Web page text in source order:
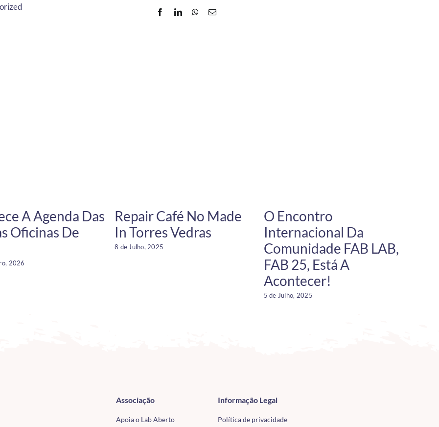
A Agenda Das
Oficinas De
2026
Repair Café No Made
In Torres Vedras
8 de Julho, 2025
O Encontro
Internacional Da
Comunidade FAB LAB,
FAB 25, Está A
Acontecer!
5 de Julho, 2025
Associação
Apoia o Lab Aberto
Informação Legal
Política de privacidade